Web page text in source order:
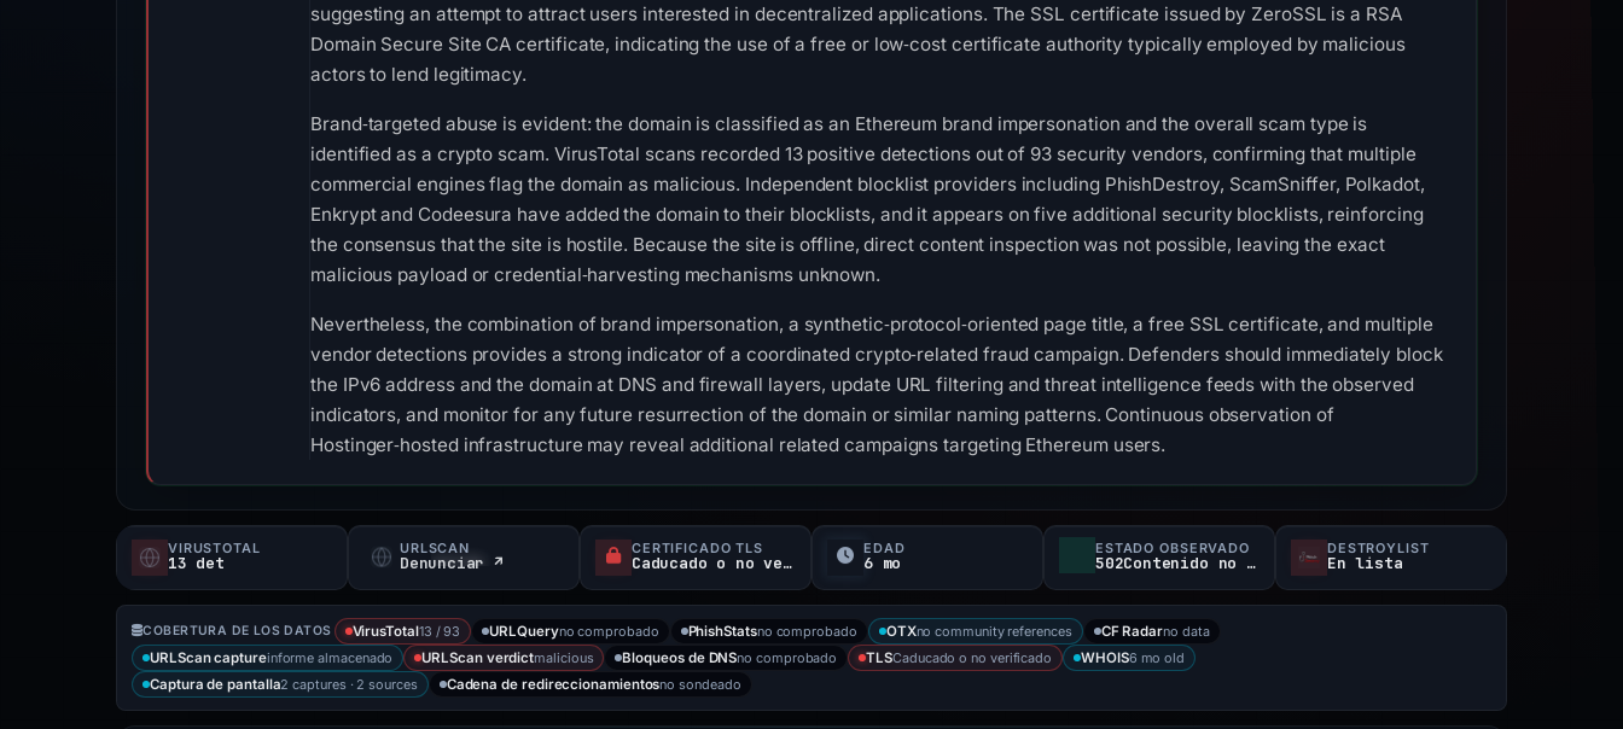
suggesting an attempt to attract users interested in decentralized applications. The SSL certificate issued by ZeroSSL is a RSA
Domain Secure Site CA certificate, indicating the use of a free or low‑cost certificate authority typically employed by malicious
actors to lend legitimacy.
Brand‑targeted abuse is evident: the domain is classified as an Ethereum brand impersonation and the overall scam type is
identified as a crypto scam. VirusTotal scans recorded 13 positive detections out of 93 security vendors, confirming that multiple
commercial engines flag the domain as malicious. Independent blocklist providers including PhishDestroy, ScamSniffer, Polkadot,
Enkrypt and Codeesura have added the domain to their blocklists, and it appears on five additional security blocklists, reinforcing
the consensus that the site is hostile. Because the site is offline, direct content inspection was not possible, leaving the exact
malicious payload or credential‑harvesting mechanisms unknown.
Nevertheless, the combination of brand impersonation, a synthetic‑protocol‑oriented page title, a free SSL certificate, and multiple
vendor detections provides a strong indicator of a coordinated crypto‑related fraud campaign. Defenders should immediately block
the IPv6 address and the domain at DNS and firewall layers, update URL filtering and threat intelligence feeds with the observed
indicators, and monitor for any future resurrection of the domain or similar naming patterns. Continuous observation of
Hostinger‑hosted infrastructure may reveal additional related campaigns targeting Ethereum users.
VIRUSTOTAL
13 det
URLSCAN
Denunciar ↗
CERTIFICADO TLS
Caducado o no verificado
EDAD
6 mo
ESTADO OBSERVADO
502Contenido no disponible
DESTROYLIST
En lista
COBERTURA DE LOS DATOS VirusTotal13 / 93 URLQueryno comprobado PhishStatsno comprobado OTXno community references CF Radarno data
URLScan captureinforme almacenado URLScan verdictmalicious Bloqueos de DNSno comprobado TLSCaducado o no verificado WHOIS6 mo old
Captura de pantalla2 captures · 2 sources Cadena de redireccionamientosno sondeado